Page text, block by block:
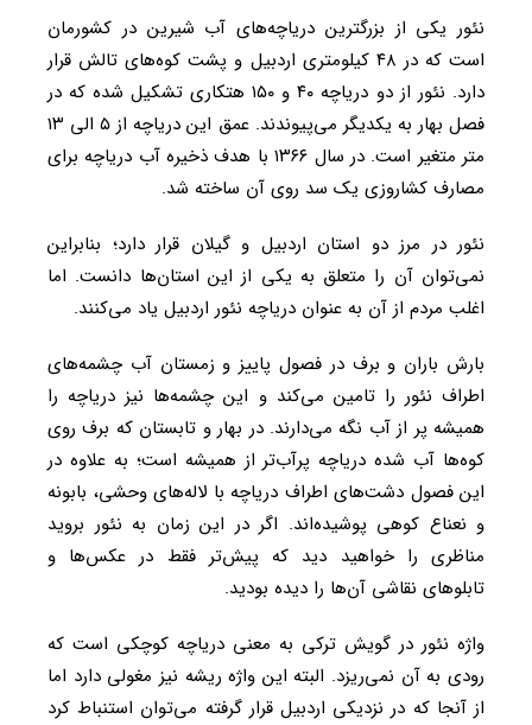
نئور یکی از بزرگترین دریاچه‌های آب شیرین در کشورمان
است که در ۴۸ کیلومتری اردبیل و پشت کوه‌های تالش قرار
دارد. نئور از دو دریاچه ۴۰ و ۱۵۰ هتکاری تشکیل شده که در
فصل بهار به یکدیگر می‌پیوندند. عمق این دریاچه از ۵ الی ۱۳
متر متغیر است. در سال ۱۳۶۶ با هدف ذخیره آب دریاچه برای
مصارف کشاروزی یک سد روی آن ساخته شد.
نئور در مرز دو استان اردبیل و گیلان قرار دارد؛ بنابراین
نمی‌توان آن را متعلق به یکی از این استان‌ها دانست. اما
اغلب مردم از آن به عنوان دریاچه نئور اردبیل یاد می‌کنند.
بارش باران و برف در فصول پاییز و زمستان آب چشمه‌های
اطراف نئور را تامین می‌کند و این چشمه‌ها نیز دریاچه را
همیشه پر از آب نگه می‌دارند. در بهار و تابستان که برف روی
کوه‌ها آب شده دریاچه پرآب‌تر از همیشه است؛ به علاوه در
این فصول دشت‌های اطراف دریاچه با لاله‌های وحشی، بابونه
و نعناع کوهی پوشیده‌اند. اگر در این زمان به نئور بروید
مناظری را خواهید دید که پیش‌تر فقط در عکس‌ها و
تابلوهای نقاشی آن‌ها را دیده بودید.
واژه نئور در گویش ترکی به معنی دریاچه کوچکی است که
رودی به آن نمی‌ریزد. البته این واژه ریشه نیز مغولی دارد اما
از آنجا که در نزدیکی اردبیل قرار گرفته می‌توان استنباط کرد